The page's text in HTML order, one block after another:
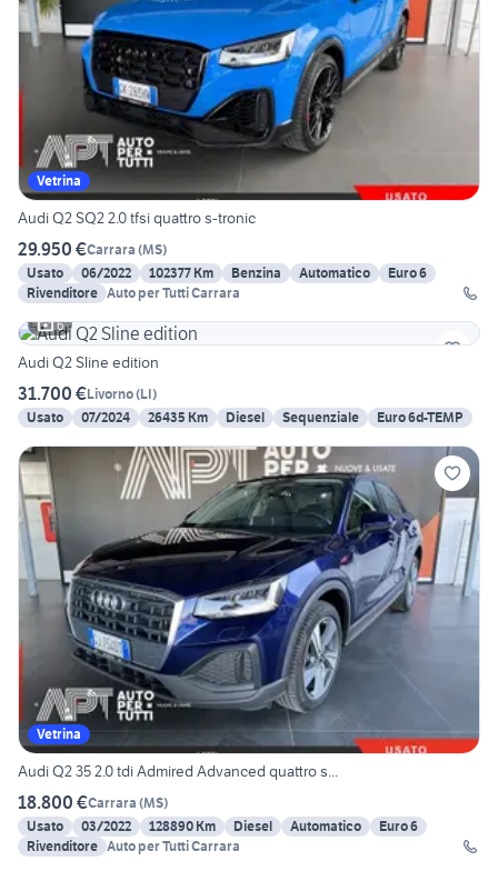
Vetrina
Audi Q2 SQ2 2.0 tfsi quattro s-tronic
29.950 €Carrara (MS)
Usato
06/2022 102377 Km Benzina Automatico
Euro 6
Rivenditore Auto per Tutti Carrara
6
Audi Q2 Sline edition
31.700 €Livorno(LI)
Usato
07/2024 26435 Km Diesel Sequenziale Euro 6d-TEMP
Vetrina
Audi Q2 35 2.0 tdi Admired Advanced quattro s...
18.800 €Carrara (MS)
Usato
03/2022 128890 Km Diesel Automatico
Euro 6
Rivenditore Auto per Tutti Carrara